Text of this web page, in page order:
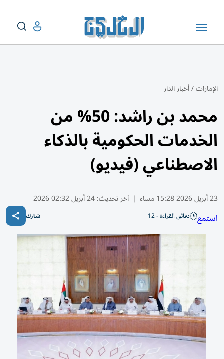
الإمارات/أخبار الدار
محمد بن راشد: 50% من
الخدمات الحكومية بالذكاء
الاصطناعي (فيديو)
23 أبريل 2026 15:28 مساء | آخر تحديث:24 أبريل 02:32 2026
استمع دقائق القراءة - 12 شارك